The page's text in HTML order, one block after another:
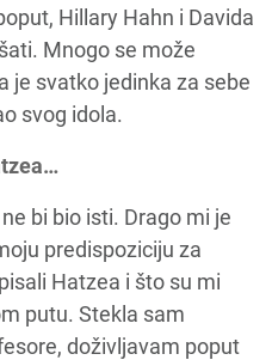
Hillary Hahn i Davida
Mnogo se može
je svatko jedinka za sebe
svog idola.
bi bio isti. Drago mi je
predispoziciju za
Hatzea i što su mi
putu. Stekla sam
doživljavam poput